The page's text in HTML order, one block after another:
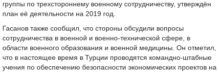
группы по трехстороннему военному сотрудничеству, утверждён
план её деятельности на 2019 год.
Гасанов также сообщил, что стороны обсудили вопросы
сотрудничества в военной и военно-технической сфере, в
области военного образования и военной медицины. Он отметил,
что в настоящее время в Турции проводятся командно-штабные
учения по обеспечению безопасности экономических проектов на